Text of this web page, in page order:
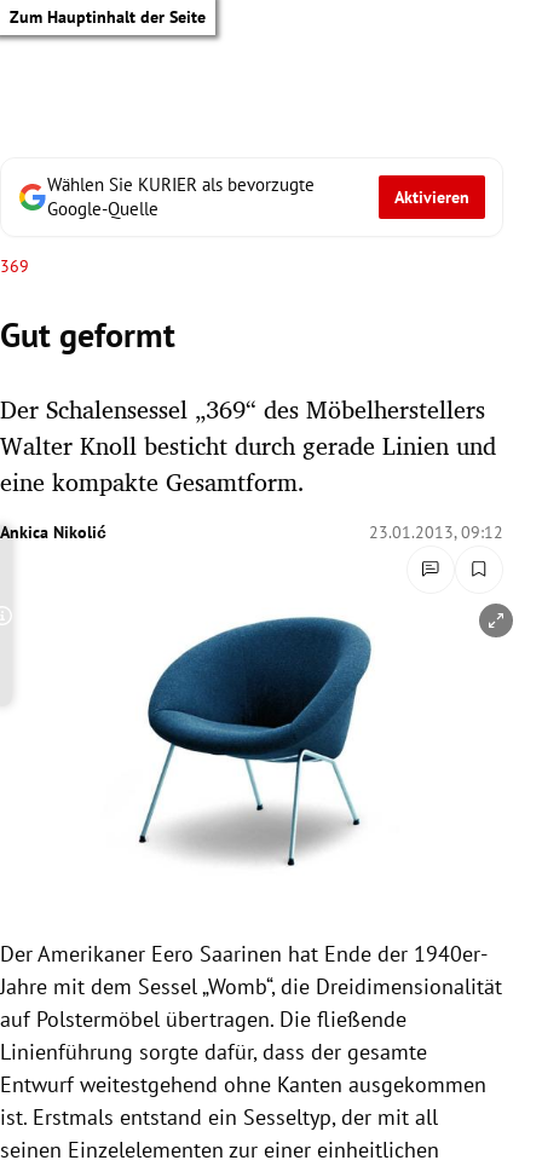
Zum Hauptinhalt der Seite
Untermenü
Untermenü
Untermenü
Wählen Sie KURIER als bevorzugte
Google-Quelle
Aktivieren
369
Gut geformt
Der Schalensessel „369“ des Möbelherstellers
Walter Knoll besticht durch gerade Linien und
eine kompakte Gesamtform.
Ankica Nikolić 23.01.2013, 09:12
Copyright-Hinweis öffnen/schließen
Der Amerikaner Eero Saarinen hat Ende der 1940er-
Jahre mit dem Sessel „Womb“, die Dreidimensionalität
auf Polstermöbel übertragen. Die fließende
Linienführung sorgte dafür, dass der gesamte
Entwurf weitestgehend ohne Kanten ausgekommen
ist. Erstmals entstand ein Sesseltyp, der mit all
seinen Einzelelementen zur einer einheitlichen